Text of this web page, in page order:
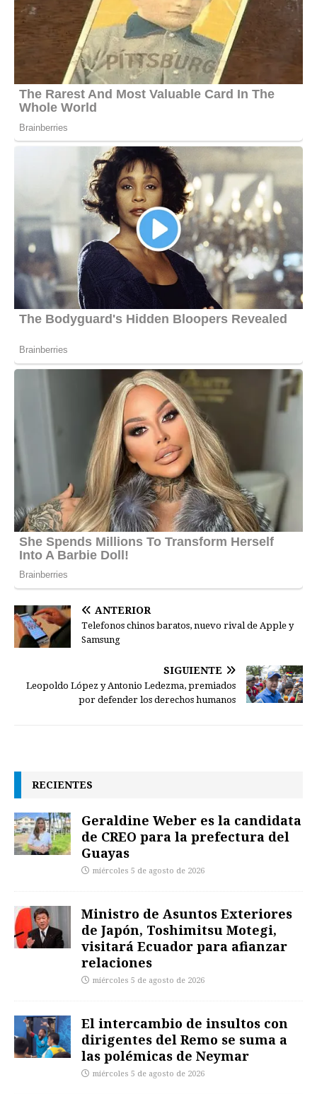
ANTERIOR
Telefonos chinos baratos, nuevo rival de Apple y
Samsung
SIGUIENTE
Leopoldo López y Antonio Ledezma, premiados
por defender los derechos humanos
RECIENTES
Geraldine Weber es la candidata
de CREO para la prefectura del
Guayas
miércoles 5 de agosto de 2026
Ministro de Asuntos Exteriores
de Japón, Toshimitsu Motegi,
visitará Ecuador para afianzar
relaciones
miércoles 5 de agosto de 2026
El intercambio de insultos con
dirigentes del Remo se suma a
las polémicas de Neymar
miércoles 5 de agosto de 2026